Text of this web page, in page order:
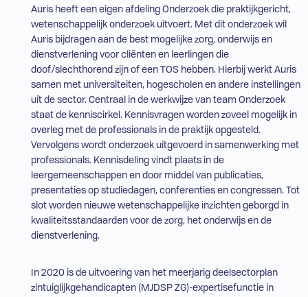
Auris heeft een eigen afdeling Onderzoek die praktijkgericht,
wetenschappelijk onderzoek uitvoert. Met dit onderzoek wil
Auris bijdragen aan de best mogelijke zorg, onderwijs en
dienstverlening voor cliënten en leerlingen die
doof/slechthorend zijn of een TOShebben. Hierbij werkt Auris
samen met universiteiten, hogescholen en andere instellingen
uit de sector. Centraal in de werkwijze van team Onderzoek
staat de kenniscirkel. Kennisvragen worden zoveel mogelijk in
overleg met de professionals in de praktijk opgesteld.
Vervolgens wordt onderzoek uitgevoerd in samenwerking met
professionals. Kennisdeling vindt plaats in de
leergemeenschappen en door middel van publicaties,
presentaties op studiedagen, conferenties en congressen. Tot
slot worden nieuwe wetenschappelijke inzichten geborgd in
kwaliteitsstandaarden voor de zorg, het onderwijs en de
dienstverlening.
In 2020 is de uitvoering van het meerjarig deelsectorplan
zintuiglijkgehandicapten ( MJDSP ZG)-expertisefunctie in